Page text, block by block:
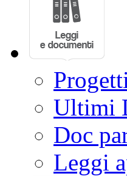
Ultimi
Doc
Leggi